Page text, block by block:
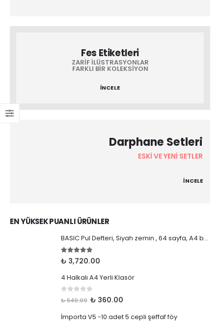
Fes Etiketleri
ZARIF İLÜSTRASYONLAR
FARKLI BIR KOLEKSIYON
İNCELE
Darphane Setleri
ESKİ VE YENİ SETLER
İNCELE
EN YÜKSEK PUANLI ÜRÜNLER
BASIC Pul Defteri, Siyah zemin , 64 sayfa, A4 boy, Mavi, Siyah, Kırmızı, Yeşil renklerde
5.00 5 üzerinden
₺ 3,720.00
4 Halkalı A4 Yerli Klasör
5 üzerinden
₺540.00 Orijinal
₺ 540.00.
₺ 360.00
fiyat:
İmporta V5 -10 adet 5 cepli şeffaf föy